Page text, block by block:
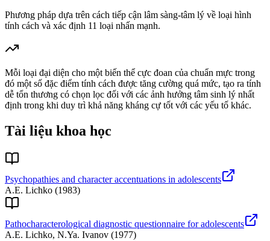
Phương pháp dựa trên cách tiếp cận lâm sàng-tâm lý về loại hình
tính cách và xác định 11 loại nhấn mạnh.
Mỗi loại đại diện cho một biến thể cực đoan của chuẩn mực trong
đó một số đặc điểm tính cách được tăng cường quá mức, tạo ra tính
dễ tổn thương có chọn lọc đối với các ảnh hưởng tâm sinh lý nhất
định trong khi duy trì khả năng kháng cự tốt với các yếu tố khác.
Tài liệu khoa học
Psychopathies and character accentuations in adolescents
A.E. Lichko (1983)
Pathocharacterological diagnostic questionnaire for adolescents
A.E. Lichko, N.Ya. Ivanov (1977)